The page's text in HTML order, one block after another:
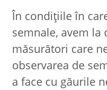
În condițiile în
semnale, avem la
măsurători care
observarea de
a face cu găurile